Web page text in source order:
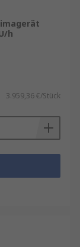
h
3.959,36 €/Stück